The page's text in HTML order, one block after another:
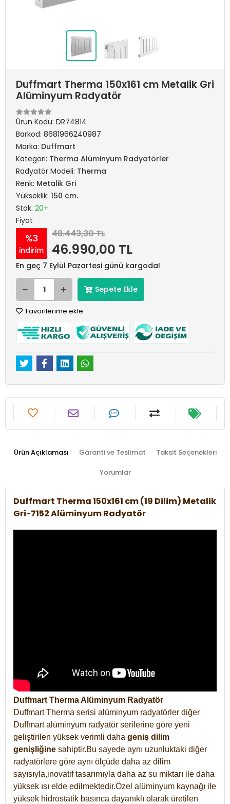
Duffmart Therma 150x161 cm Metalik Gri
Alüminyum Radyatör
Ürün Kodu: DR74814
Barkod: 8681966240987
Marka: Duffmart
Kategori: Therma Alüminyum Radyatörler
Radyatör Modeli: Therma
Renk: Metalik Gri
Yükseklik: 150 cm.
Stok: 20+
Fiyat
%3
indirim
48.443,30 TL
46.990,00 TL
En geç 7 Eylül Pazartesi günü kargoda!
Sepete Ekle
Favorilerime ekle
Ürün Açıklaması Garanti ve Teslimat Taksit Seçenekleri
Yorumlar
Duffmart Therma 150x161 cm (19 Dilim) Metalik
Gri-7152 Alüminyum Radyatör
Duffmart Therma Alüminyum Radyatör
Duffmart Therma serisi alüminyum radyatörler diğer
Duffmart alüminyum radyatör serilerine göre yeni
geliştirilen yüksek verimli daha geniş dilim
genişliğine sahiptir.Bu sayede aynı uzunluktaki diğer
radyatörlere göre aynı ölçüde daha az dilim
sayısıyla,inovatif tasarımıyla daha az su miktarı ile daha
yüksek ısı elde edilmektedir.Özel alüminyum kaynağı ile
yüksek hidrostatik basınca dayanıklı olarak üretilen